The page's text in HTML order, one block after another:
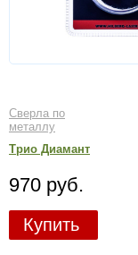
Сверла по
металлу
Трио Диамант
970 руб.
Купить